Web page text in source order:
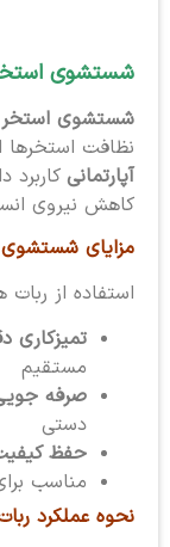
شستشوی استخر
شستشوی استخر
نظافت استخرها
آپارتمانیکاربرد
کاهش نیروی
مزایای شستشوی
استفاده از
تمیزکاری
مستقیم
صرفه
دستی
حفظ
مناسب
نحوه عملکرد